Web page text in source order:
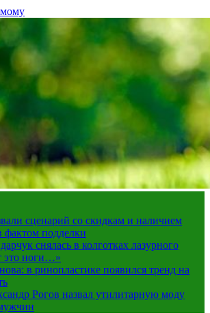
сценарий со скидкам и наличием
фактом подделки
снялась в колготках лазурного
это ноги…»
в ринопластике появился тренд на
Рогов назвал утилитарную моду